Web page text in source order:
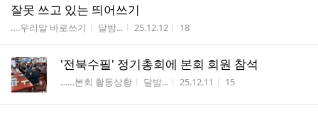
잘못 쓰고 있는 띄어쓰기
게시판명
….우리말 바로쓰기 작성자
달밤... 작성시간
25.12.12 조회수
18
'전북수필' 정기총회에 본회 회원 참석
게시판명
……본회 활동상황 작성자
달밤... 작성시간
25.12.11 조회수
15